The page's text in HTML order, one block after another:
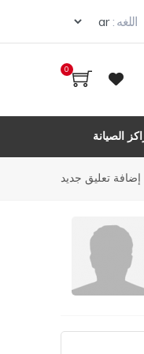
اللغه :
Select your language
0
الصيانة
إضافة تعليق جديد